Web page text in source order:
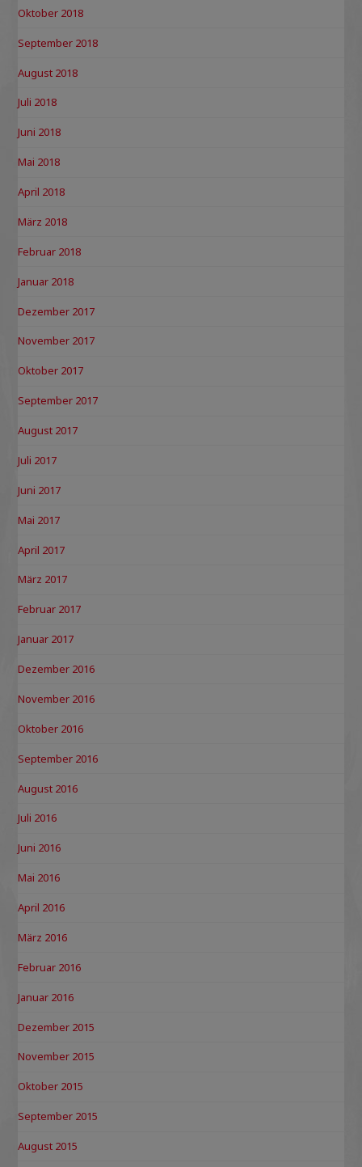
Oktober 2018
September 2018
August 2018
Juli 2018
Juni 2018
Mai 2018
April 2018
März 2018
Februar 2018
Januar 2018
Dezember 2017
November 2017
Oktober 2017
September 2017
August 2017
Juli 2017
Juni 2017
Mai 2017
April 2017
März 2017
Februar 2017
Januar 2017
Dezember 2016
November 2016
Oktober 2016
September 2016
August 2016
Juli 2016
Juni 2016
Mai 2016
April 2016
März 2016
Februar 2016
Januar 2016
Dezember 2015
November 2015
Oktober 2015
September 2015
August 2015